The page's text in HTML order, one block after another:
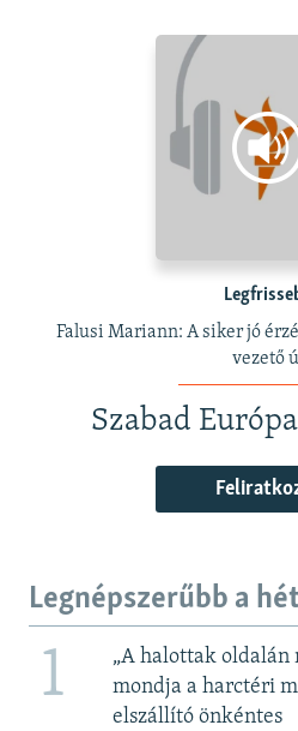
Falusi Mariann: A siker jó
vezető
Szabad
Legnépszerűbb a
1
„A halottak oldalán
mondja a harctéri
elszállító önkéntes